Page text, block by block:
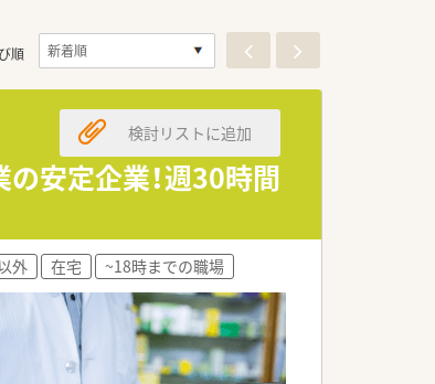
順
安定企業！週30時間
検討リストに追加
外 在宅 ~18時までの職場